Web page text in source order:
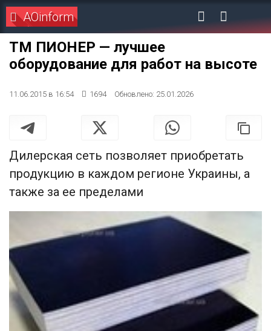
AOinform
ТМ ПИОНЕР — лучшее
оборудование для работ на высоте
11.06.2015 в 16:54 1694 Обновлено: 25.01.2026
Дилерская сеть позволяет приобретать
продукцию в каждом регионе Украины, а
также за ее пределами